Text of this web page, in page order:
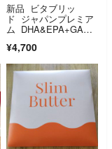
新品 ビタブリッ
ド ジャパンプレミア
ム DHA&EPA+GAB
¥4,700